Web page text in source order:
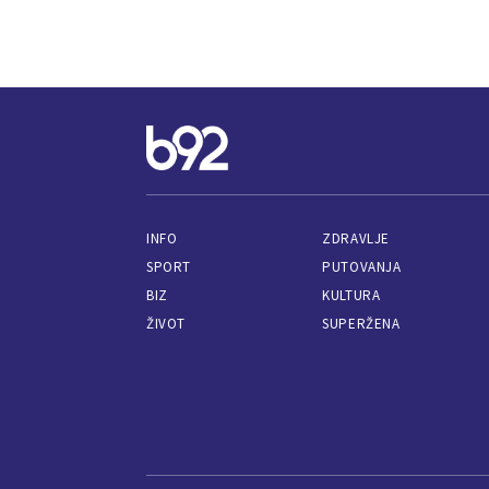
INFO
SPORT
BIZ
ŽIVOT
ZDRAVLJE
PUTOVANJA
KULTURA
SUPERŽENA